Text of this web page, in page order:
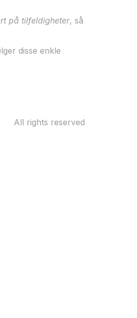
på tilfeldigheter, så
disse enkle
All rights reserved